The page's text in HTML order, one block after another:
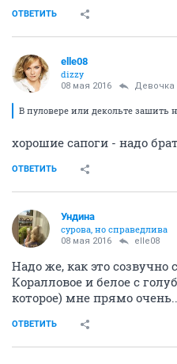
ОТВЕТИТЬ
elle08
dizzy
08 мая 2016 Девочка
В пуловере или декольте зашить
хорошие сапоги - надо
ОТВЕТИТЬ
Ундинa
сурова, но справедлива
08 мая 2016 elle08
Надо же, как это
Коралловое и белое с
которое) мне прямо
ОТВЕТИТЬ